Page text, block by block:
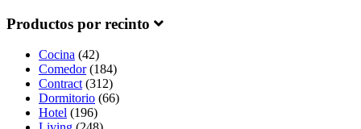
Productos por recinto
Cocina (42)
Comedor(184)
Contract (312)
Dormitorio (66)
Hotel (196)